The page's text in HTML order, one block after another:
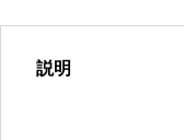
説明